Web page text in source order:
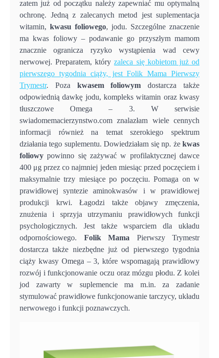
zatem już od początku należy zapewniać mu optymalną
ochronę. Jedną z zalecanych metod jest suplementacja
witamin, kwasu foliowego, jodu. Szczególne znaczenie
ma kwas foliowy – podawanie go przyszłym mamom
znacznie ogranicza ryzyko wystąpienia wad cewy
nerwowej. Preparatem, któryzaleca się kobietom już od
pierwszego tygodnia ciąży, jest Folik Mama Pierwszy
Trymestr. Poza kwasem foliowym dostarcza także
odpowiednią dawkę jodu, kompleks witamin oraz kwasy
tłuszczowe Omega – 3. W serwisie
swiadomemacierzynstwo.com znalazłam wiele cennych
informacji również na temat szerokiego spektrum
działania tego suplementu. Dowiedziałam się np. że kwas
foliowy powinno się zażywać w profilaktycznej dawce
400 μg przez co najmniej jeden miesiąc przed poczęciem i
maksymalnie trzy miesiące po poczęciu. Pomaga on w
prawidłowej syntezie aminokwasów i w prawidłowej
produkcji krwi. Łagodzi także objawy zmęczenia,
znużenia i sprzyja utrzymaniu prawidłowych funkcji
psychologicznych. Jest także wsparciem dla układu
odpornościowego. Folik Mama Pierwszy Trymestr
dostarcza także niezbędne już od pierwszego tygodnia
ciąży kwasy Omega – 3, które wspomagają prawidłowy
rozwój i funkcjonowanie oczu oraz mózgu płodu. Z kolei
jod zawarty w suplemencie ma m.in. za zadanie
stymulować prawidłowe funkcjonowanie tarczycy, układu
nerwowego i funkcji poznawczych.